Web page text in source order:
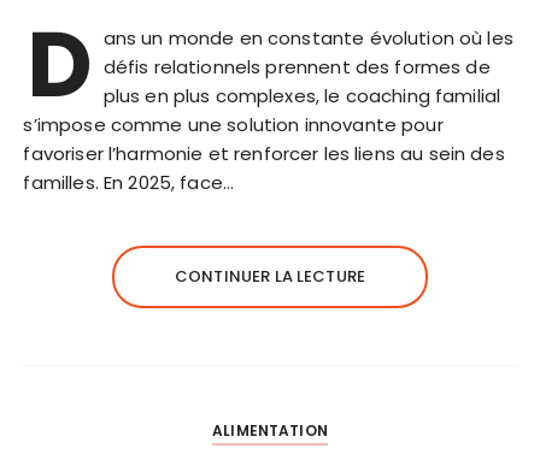
D ans un monde en constante évolution où les
défis relationnels prennent des formes de
plus en plus complexes, le coaching familial
s’impose comme une solution innovante pour
favoriser l’harmonie et renforcer les liens au sein des
familles. En 2025, face…
CONTINUER LA LECTURE
ALIMENTATION